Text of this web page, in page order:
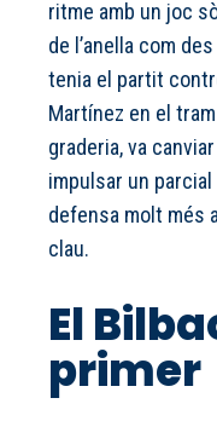
ritme amb un joc
de l’anella com
tenia el partit
Martínez en el
graderia, va
impulsar un
defensa molt més
clau.
El
primer